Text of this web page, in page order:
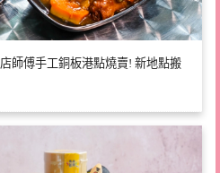
師傅手工銅板港點燒賣! 新地點搬